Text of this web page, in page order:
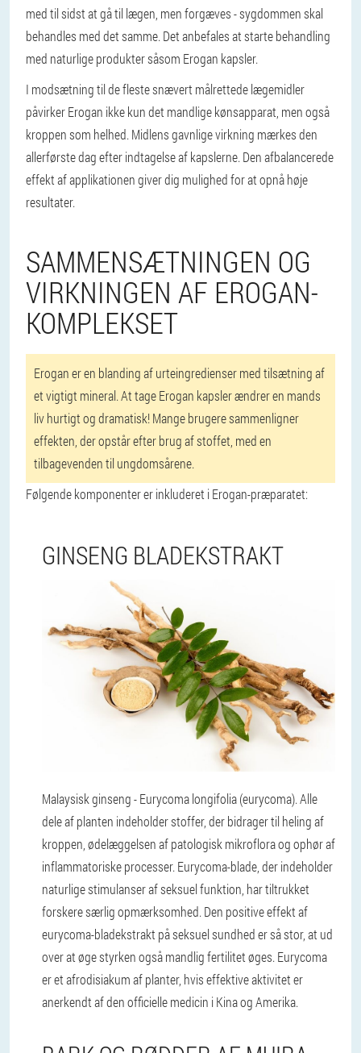
med til sidst at gå til lægen, men forgæves - sygdommen skal
behandles med det samme. Det anbefales at starte behandling
med naturlige produkter såsom Erogan kapsler.
I modsætning til de fleste snævert målrettede lægemidler
påvirker Erogan ikke kun det mandlige kønsapparat, men også
kroppen som helhed. Midlens gavnlige virkning mærkes den
allerførste dag efter indtagelse af kapslerne. Den afbalancerede
effekt af applikationen giver dig mulighed for at opnå høje
resultater.
SAMMENSÆTNINGEN OG
VIRKNINGEN AF ​​EROGAN-
KOMPLEKSET
Erogan er en blanding af urteingredienser med tilsætning af
et vigtigt mineral. At tage Erogan kapsler ændrer en mands
liv hurtigt og dramatisk! Mange brugere sammenligner
effekten, der opstår efter brug af stoffet, med en
tilbagevenden til ungdomsårene.
Følgende komponenter er inkluderet i Erogan-præparatet:
GINSENG BLADEKSTRAKT
Malaysisk ginseng - Eurycoma longifolia (eurycoma). Alle
dele af planten indeholder stoffer, der bidrager til heling af
kroppen, ødelæggelsen af ​​patologisk mikroflora og ophør af
inflammatoriske processer. Eurycoma-blade, der indeholder
naturlige stimulanser af seksuel funktion, har tiltrukket
forskere særlig opmærksomhed. Den positive effekt af
eurycoma-bladekstrakt på seksuel sundhed er så stor, at ud
over at øge styrken også mandlig fertilitet øges. Eurycoma
er et afrodisiakum af planter, hvis effektive aktivitet er
anerkendt af den officielle medicin i Kina og Amerika.